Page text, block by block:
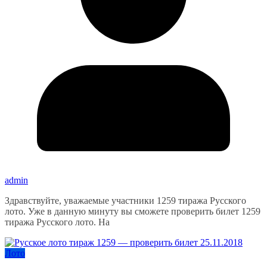
admin
Здравствуйте, уважаемые участники 1259 тиража Русского
лото. Уже в данную минуту вы сможете проверить билет 1259
тиража Русского лото. На
Лото